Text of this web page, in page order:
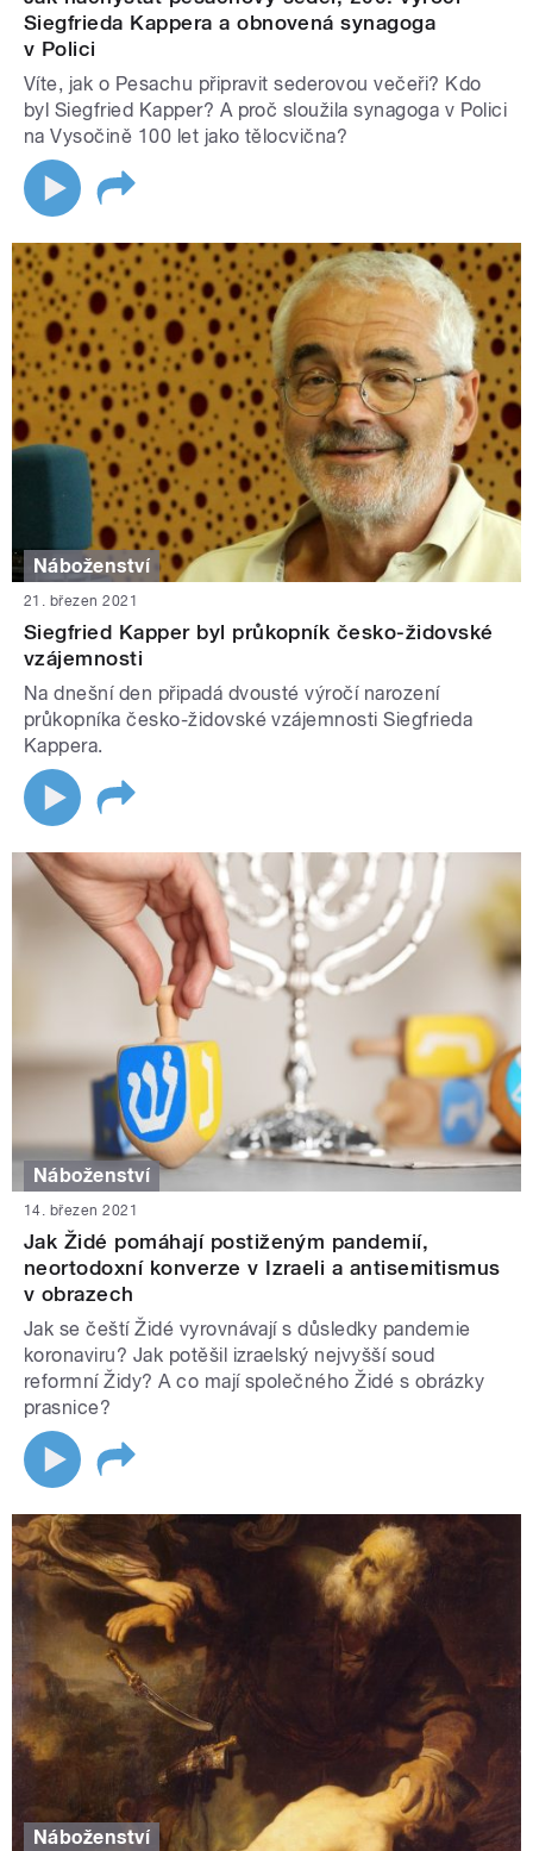
Siegfrieda Kappera a obnovená synagoga
v Polici
Víte, jak o Pesachu připravit sederovou večeři? Kdo
byl Siegfried Kapper? A proč sloužila synagoga v Polici
na Vysočině 100 let jako tělocvična?
Náboženství
21. březen 2021
Siegfried Kapper byl průkopník česko-židovské
vzájemnosti
Na dnešní den připadá dvousté výročí narození
průkopníka česko-židovské vzájemnosti Siegfrieda
Kappera.
Náboženství
14. březen 2021
Jak Židé pomáhají postiženým pandemií,
neortodoxní konverze v Izraeli a antisemitismus
v obrazech
Jak se čeští Židé vyrovnávají s důsledky pandemie
koronaviru? Jak potěšil izraelský nejvyšší soud
reformní Židy? A co mají společného Židé s obrázky
prasnice?
Náboženství